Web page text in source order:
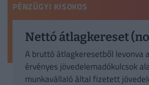
PÉNZÜGYI KISOKOS
Nettó átlagkereset
A bruttó átlagkeresetből levonva
érvényes jövedelemadókulcsok
munkavállaló által fizetett